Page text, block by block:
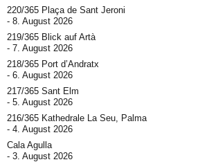
220/365 Plaça de Sant Jeroni
8. August 2026
219/365 Blick auf Artà
7. August 2026
218/365 Port d’Andratx
6. August 2026
217/365 Sant Elm
5. August 2026
216/365 Kathedrale La Seu, Palma
4. August 2026
Cala Agulla
3. August 2026